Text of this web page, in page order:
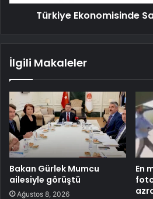
Türkiye Ekonomisinde
İlgili Makaleler
Bakan Gürlek Mumcu
ailesiyle görüştü
Ağustos 8, 2026
En